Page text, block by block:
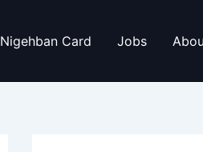
Nigehban Card Jobs